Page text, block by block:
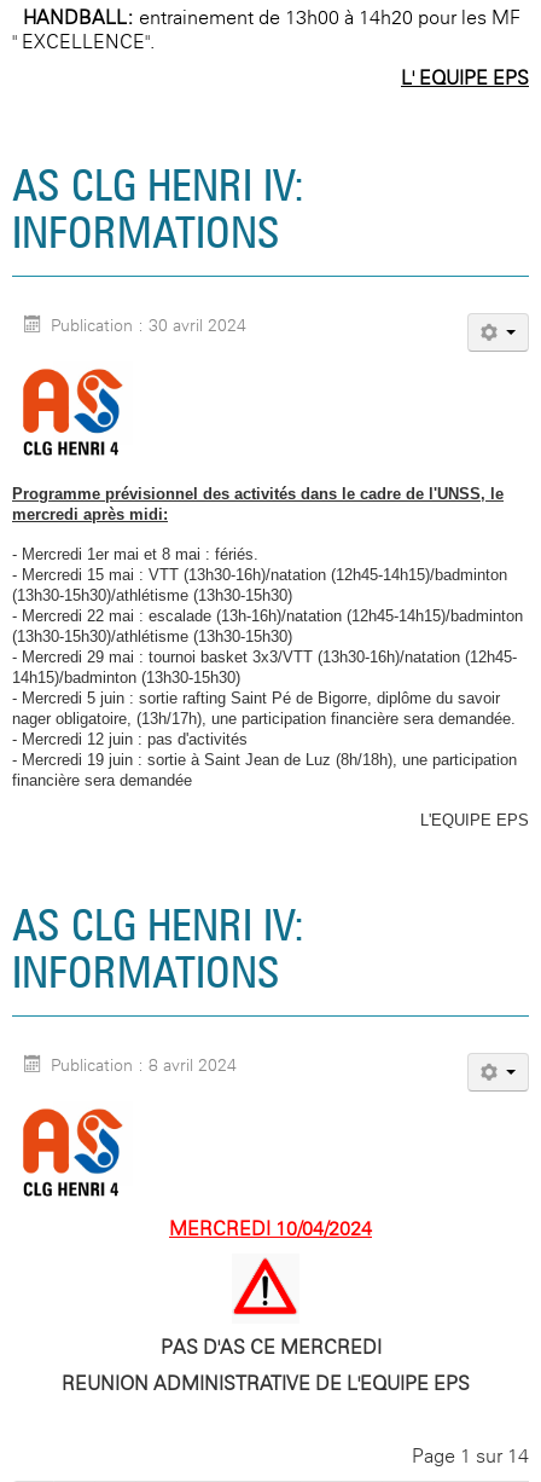
HANDBALL: entrainement de 13h00 à 14h20 pour les MF
" EXCELLENCE".
L' EQUIPE EPS
AS CLG HENRI IV:
INFORMATIONS
Publication : 30 avril 2024
Programme prévisionnel des activités dans le cadre de l'UNSS, le
mercredi après midi:
- Mercredi 1er mai et 8 mai : fériés.
- Mercredi 15 mai : VTT (13h30-16h)/natation (12h45-14h15)/badminton
(13h30-15h30)/athlétisme (13h30-15h30)
- Mercredi 22 mai : escalade (13h-16h)/natation (12h45-14h15)/badminton
(13h30-15h30)/athlétisme (13h30-15h30)
- Mercredi 29 mai : tournoi basket 3x3/VTT (13h30-16h)/natation (12h45-
14h15)/badminton (13h30-15h30)
- Mercredi 5 juin : sortie rafting Saint Pé de Bigorre, diplôme du savoir
nager obligatoire, (13h/17h), une participation financière sera demandée.
- Mercredi 12 juin : pas d'activités
- Mercredi 19 juin : sortie à Saint Jean de Luz (8h/18h), une participation
financière sera demandée
L'EQUIPE EPS
AS CLG HENRI IV:
INFORMATIONS
Publication : 8 avril 2024
MERCREDI 10/04/2024
PAS D'AS CE MERCREDI
REUNION ADMINISTRATIVE DE L'EQUIPE EPS
Page 1 sur 14